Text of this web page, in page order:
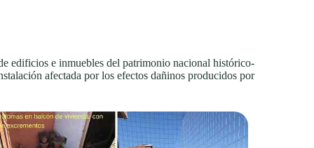
edificios e inmuebles del patrimonio nacional histórico-
afectada por los efectos dañinos producidos por